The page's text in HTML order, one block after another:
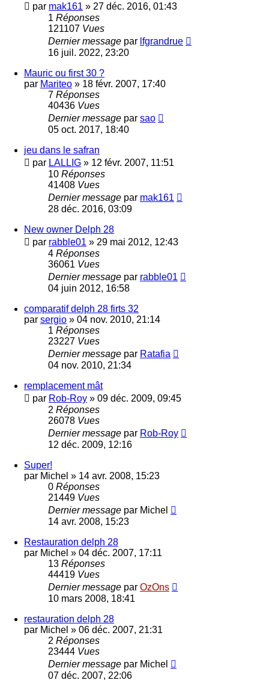
par mak161 » 27 déc. 2016, 01:43
1 Réponses
121107 Vues
Dernier message par lfgrandrue
16 juil. 2022, 23:20
Mauric ou first 30 ?
par Mariteo » 18 févr. 2007, 17:40
7 Réponses
40436 Vues
Dernier message par sao
05 oct. 2017, 18:40
jeu dans le safran
par LALLIG » 12 févr. 2007, 11:51
10 Réponses
41408 Vues
Dernier message par mak161
28 déc. 2016, 03:09
New owner Delph 28
par rabble01 » 29 mai 2012, 12:43
4 Réponses
36061 Vues
Dernier message par rabble01
04 juin 2012, 16:58
comparatif delph 28 firts 32
par sergio » 04 nov. 2010, 21:14
1 Réponses
23227 Vues
Dernier message par Ratafia
04 nov. 2010, 21:34
remplacement mât
par Rob-Roy » 09 déc. 2009, 09:45
2 Réponses
26078 Vues
Dernier message par Rob-Roy
12 déc. 2009, 12:16
Super!
par Michel » 14 avr. 2008, 15:23
0 Réponses
21449 Vues
Dernier message par Michel
14 avr. 2008, 15:23
Restauration delph 28
par Michel » 04 déc. 2007, 17:11
13 Réponses
44419 Vues
Dernier message par OzOns
10 mars 2008, 18:41
restauration delph 28
par Michel » 06 déc. 2007, 21:31
2 Réponses
23444 Vues
Dernier message par Michel
07 déc. 2007, 22:06